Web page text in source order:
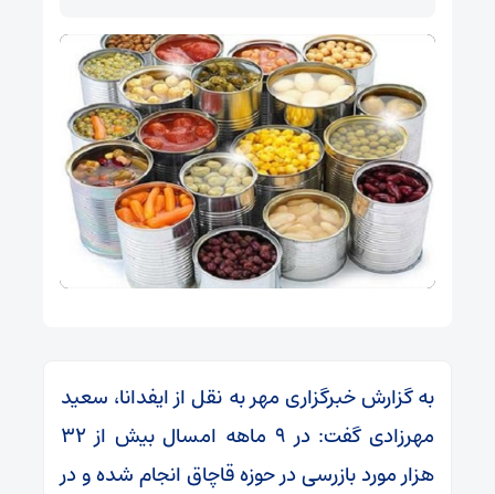
به گزارش خبرگزاری مهر به نقل از ایفدانا، سعید
مهرزادی گفت: در ۹ ماهه امسال بیش از ۳۲
هزار مورد بازرسی در حوزه قاچاق انجام شده و در